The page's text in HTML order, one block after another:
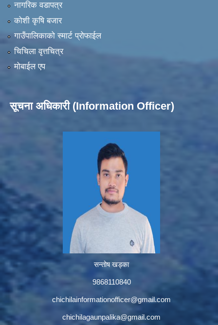
नागरिक वडापत्र
कोशी कृषि बजार
गाउँपालिकाको स्मार्ट प्रोफाईल
चिचिला वृत्तचित्र
मोबाईल एप
सूचना अधिकारी (Information Officer)
सन्तोष खड्का
9868110840
chichilainformationofficer@gmail.com
chichilagaunpalika@gmail.com